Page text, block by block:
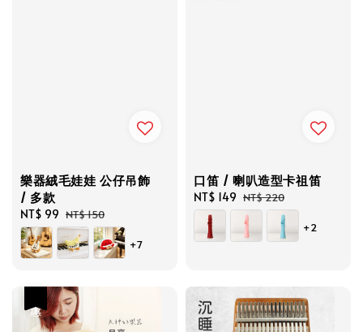
樂器絨毛娃娃 公仔吊飾
/ 多款
Sale
price
NT$ 99 Regular
price
NT$ 150
+7
口笛 / 喇叭造型卡祖笛
Sale
price
NT$ 149 Regular
price
NT$ 220
+2